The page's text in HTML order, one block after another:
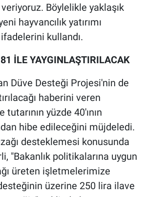
Böylelikle yaklaşık
hayvancılık yatırımı
ifadelerini kullandı.
İLE YAYGINLAŞTIRILACAK
Düve Desteği Projesi'nin de
haberini veren
yüzde 40'ının
hibe edileceğini müjdeledi.
desteklemesi konusunda
"Bakanlık politikalarına uygun
üreten işletmelerimize
üzerine 250 lira ilave